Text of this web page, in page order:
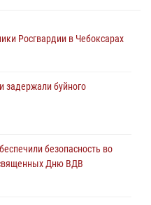
Росгвардии в Чебоксарах
задержали буйного
безопасность во
Дню ВДВ